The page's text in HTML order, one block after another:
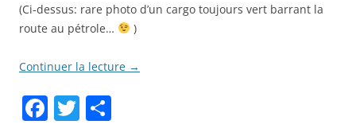
(Ci-dessus: rare photo d’un cargo toujours vert barrant la
route au pétrole…
)
Continuer la lecture →
F T